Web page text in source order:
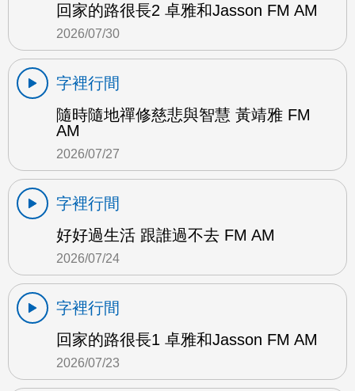
回家的路很長2 卓雅和Jasson FM AM
2026/07/30
字裡行間
隨時隨地禪修慈悲與智慧 黃靖雅 FM
AM
2026/07/27
字裡行間
好好過生活 跟誰過不去 FM AM
2026/07/24
字裡行間
回家的路很長1 卓雅和Jasson FM AM
2026/07/23